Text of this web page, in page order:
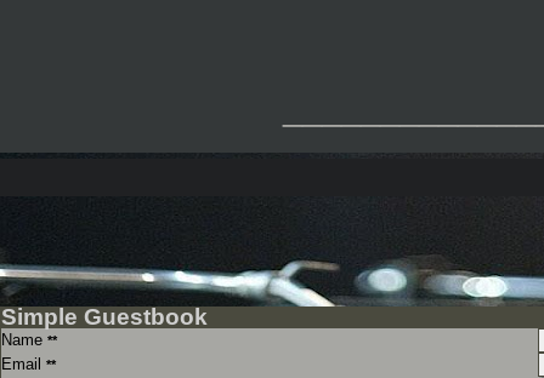
Simple Guestbook
Name **
Email **